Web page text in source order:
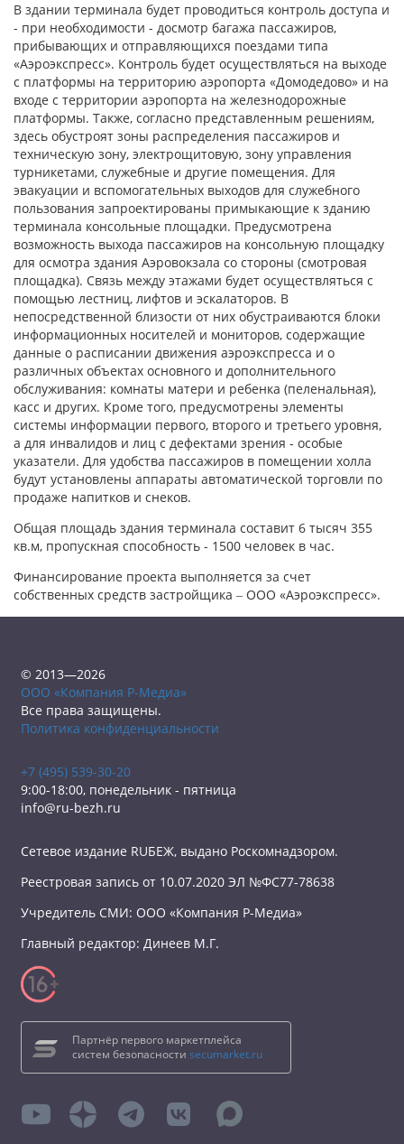
В здании терминала будет проводиться контроль доступа и
- при необходимости - досмотр багажа пассажиров,
прибывающих и отправляющихся поездами типа
«Аэроэкспресс». Контроль будет осуществляться на выходе
с платформы на территорию аэропорта «Домодедово» и на
входе с территории аэропорта на железнодорожные
платформы. Также, согласно представленным решениям,
здесь обустроят зоны распределения пассажиров и
техническую зону, электрощитовую, зону управления
турникетами, служебные и другие помещения. Для
эвакуации и вспомогательных выходов для служебного
пользования запроектированы примыкающие к зданию
терминала консольные площадки. Предусмотрена
возможность выхода пассажиров на консольную площадку
для осмотра здания Аэровокзала со стороны (смотровая
площадка). Связь между этажами будет осуществляться с
помощью лестниц, лифтов и эскалаторов. В
непосредственной близости от них обустраиваются блоки
информационных носителей и мониторов, содержащие
данные о расписании движения аэроэкспресса и о
различных объектах основного и дополнительного
обслуживания: комнаты матери и ребенка (пеленальная),
касс и других. Кроме того, предусмотрены элементы
системы информации первого, второго и третьего уровня,
а для инвалидов и лиц с дефектами зрения - особые
указатели. Для удобства пассажиров в помещении холла
будут установлены аппараты автоматической торговли по
продаже напитков и снеков.
Общая площадь здания терминала составит 6 тысяч 355
кв.м, пропускная способность - 1500 человек в час.
Финансирование проекта выполняется за счет
собственных средств застройщика ‒ ООО «Аэроэкспресс».
© 2013—2026
ООО «Компания Р-Медиа»
Все права защищены.
Политика конфиденциальности
+7 (495) 539-30-20
9:00-18:00, понедельник - пятница
info@ru-bezh.ru
Сетевое издание RUБЕЖ, выдано Роскомнадзором.
Реестровая запись от 10.07.2020 ЭЛ №ФС77-78638
Учредитель СМИ: ООО «Компания Р-Медиа»
Главный редактор: Динеев М.Г.
Партнёр первого маркетплейса
систем безопасности secumarket.ru